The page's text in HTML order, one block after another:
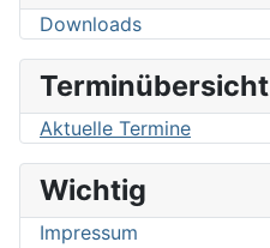
Downloads
Terminübersicht
Aktuelle Termine
Wichtig
Impressum